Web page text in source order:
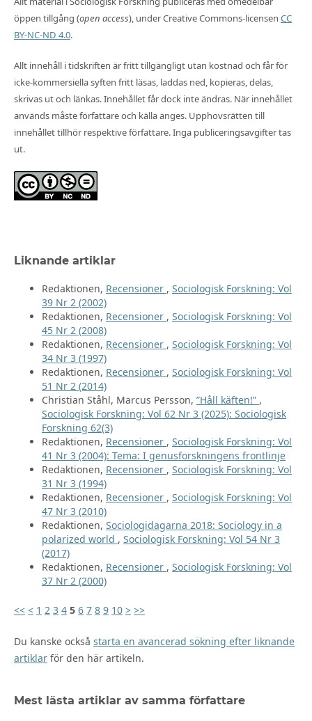
öppen tillgång (open access), under Creative Commons-licensen CC
BY-NC-ND 4.0.
Allt innehåll i tidskriften är fritt tillgängligt utan kostnad och får för
icke-kommersiella syften fritt läsas, laddas ned, kopieras, delas,
skrivas ut och länkas. Innehållet får dock inte ändras. När innehållet
används måste författare och källa anges. Upphovsrätten till
innehållet tillhör respektive författare. Inga publiceringsavgifter tas
ut.
Liknande artiklar
Redaktionen, Recensioner , Sociologisk Forskning: Vol
39 Nr 2 (2002)
Redaktionen, Recensioner , Sociologisk Forskning: Vol
45 Nr 2 (2008)
Redaktionen, Recensioner , Sociologisk Forskning: Vol
34 Nr 3 (1997)
Redaktionen, Recensioner , Sociologisk Forskning: Vol
51 Nr 2 (2014)
Christian Ståhl, Marcus Persson, ”Håll käften!” ,
Sociologisk Forskning: Vol 62 Nr 3 (2025): Sociologisk
Forskning 62(3)
Redaktionen, Recensioner , Sociologisk Forskning: Vol
41 Nr 3 (2004): Tema: I genusforskningens frontlinje
Redaktionen, Recensioner , Sociologisk Forskning: Vol
31 Nr 3 (1994)
Redaktionen, Recensioner , Sociologisk Forskning: Vol
47 Nr 3 (2010)
Redaktionen, Sociologidagarna 2018: Sociology in a
polarized world , Sociologisk Forskning: Vol 54 Nr 3
(2017)
Redaktionen, Recensioner , Sociologisk Forskning: Vol
37 Nr 2 (2000)
<< < 1 2 3 4 5 6 7 8 9 10 > >>
Du kanske också starta en avancerad sökning efter liknande
artiklarför den här artikeln.
Mest lästa artiklar av samma författare